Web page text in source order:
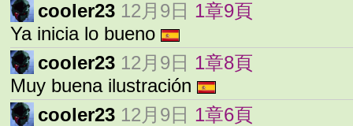
cooler23 12月9日 1章9頁
Ya inicia lo bueno
cooler23 12月9日 1章8頁
Muy buena ilustración
cooler23 12月9日 1章6頁